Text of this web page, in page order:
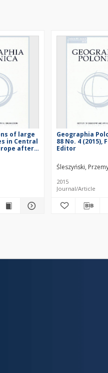
of large
in Central
after
Geographia
88 No. 4 (2015),
Editor
Śleszyński,
2015
Journal/Article